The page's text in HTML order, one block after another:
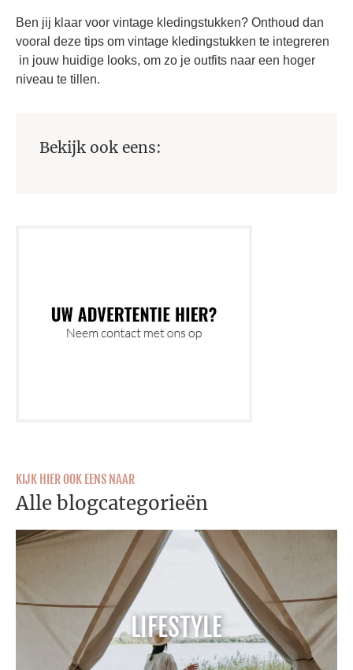
Ben jij klaar voor vintage kledingstukken? Onthoud dan
vooral deze tips om vintage kledingstukken te integreren
in jouw huidige looks, om zo je outfits naar een hoger
niveau te tillen.
Bekijk ook eens:
KIJK HIER OOK EENS NAAR
Alle blogcategorieën
LIFESTYLE